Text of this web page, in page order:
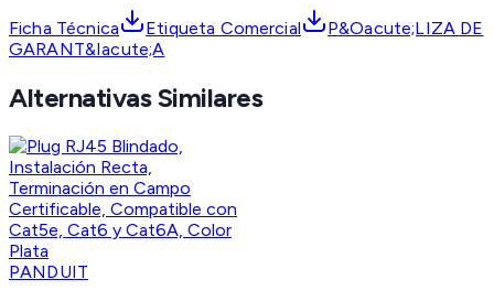
Ficha Técnica Etiqueta Comercial
P&Oacute;LIZA DE
GARANT&Iacute;A
Alternativas Similares
PANDUIT